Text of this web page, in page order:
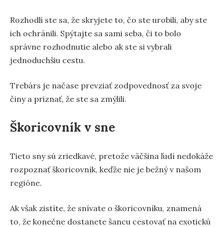
Rozhodli ste sa, že skryjete to, čo ste urobili, aby ste
ich ochránili. Spýtajte sa sami seba, či to bolo
správne rozhodnutie alebo ak ste si vybrali
jednoduchšiu cestu.
Trebárs je načase prevziať zodpovednosť za svoje
činy a priznať, že ste sa zmýlili.
Škoricovník v sne
Tieto sny sú zriedkavé, pretože väčšina ľudí nedokáže
rozpoznať škoricovník, keďže nie je bežný v našom
regióne.
Ak však zistíte, že snívate o škoricovníku, znamená
to, že konečne dostanete šancu cestovať na exotickú